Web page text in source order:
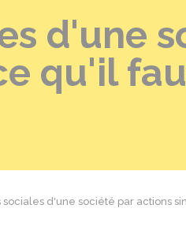
d'une
qu'il
sociales d'une société par actions